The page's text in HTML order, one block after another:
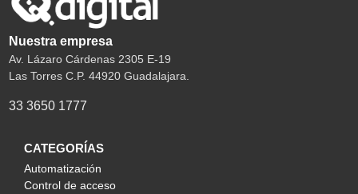
Nuestra empresa
Av. Lázaro Cárdenas 2305 E-19
Las Torres C.P. 44920 Guadalajara.
33 3650 1777
CATEGORÍAS
Automatización
Control de acceso